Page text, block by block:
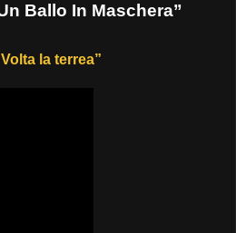
Ballo In Maschera”
la terrea”